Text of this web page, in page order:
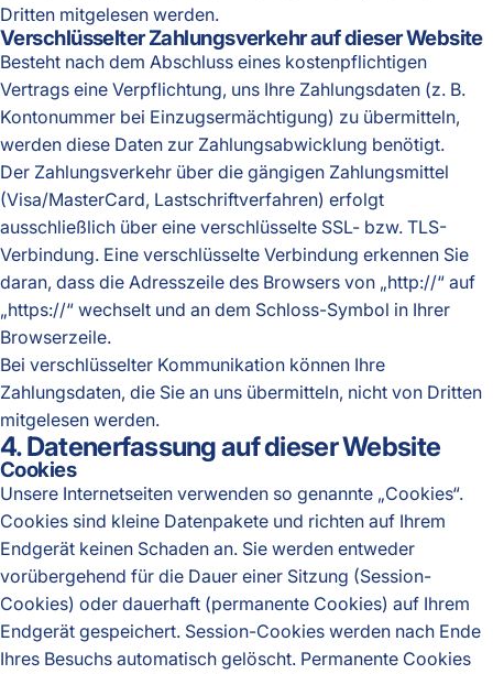
Dritten mitgelesen werden.
Verschlüsselter Zahlungsverkehr auf dieser Website
Besteht nach dem Abschluss eines kostenpflichtigen
Vertrags eine Verpflichtung, uns Ihre Zahlungsdaten (z. B.
Kontonummer bei Einzugsermächtigung) zu übermitteln,
werden diese Daten zur Zahlungsabwicklung benötigt.
Der Zahlungsverkehr über die gängigen Zahlungsmittel
(Visa/MasterCard, Lastschriftverfahren) erfolgt
ausschließlich über eine verschlüsselte SSL- bzw. TLS-
Verbindung. Eine verschlüsselte Verbindung erkennen Sie
daran, dass die Adresszeile des Browsers von „http://“ auf
„https://“ wechselt und an dem Schloss-Symbol in Ihrer
Browserzeile.
Bei verschlüsselter Kommunikation können Ihre
Zahlungsdaten, die Sie an uns übermitteln, nicht von Dritten
mitgelesen werden.
4. Datenerfassung auf dieser Website
Cookies
Unsere Internetseiten verwenden so genannte „Cookies“.
Cookies sind kleine Datenpakete und richten auf Ihrem
Endgerät keinen Schaden an. Sie werden entweder
vorübergehend für die Dauer einer Sitzung (Session-
Cookies) oder dauerhaft (permanente Cookies) auf Ihrem
Endgerät gespeichert. Session-Cookies werden nach Ende
Ihres Besuchs automatisch gelöscht. Permanente Cookies